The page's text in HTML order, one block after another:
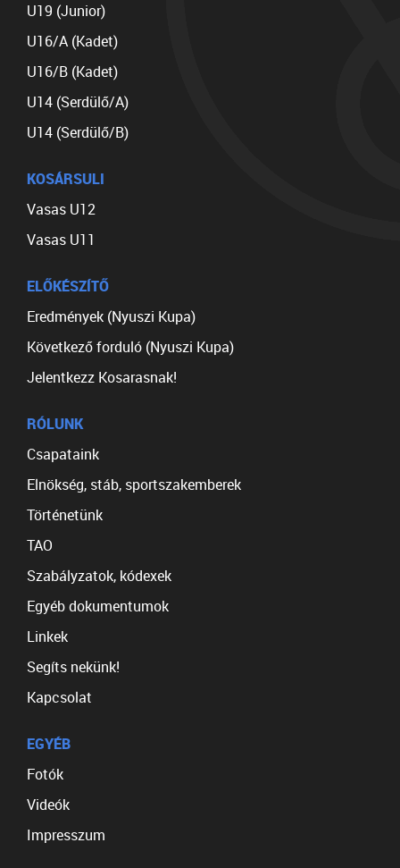
U19 (Junior)
U16/A (Kadet)
U16/B (Kadet)
U14 (Serdülő/A)
U14 (Serdülő/B)
KOSÁRSULI
Vasas U12
Vasas U11
ELŐKÉSZÍTŐ
Eredmények (Nyuszi Kupa)
Következő forduló (Nyuszi Kupa)
Jelentkezz Kosarasnak!
RÓLUNK
Csapataink
Elnökség, stáb, sportszakemberek
Történetünk
TAO
Szabályzatok, kódexek
Egyéb dokumentumok
Linkek
Segíts nekünk!
Kapcsolat
EGYÉB
Fotók
Videók
Impresszum